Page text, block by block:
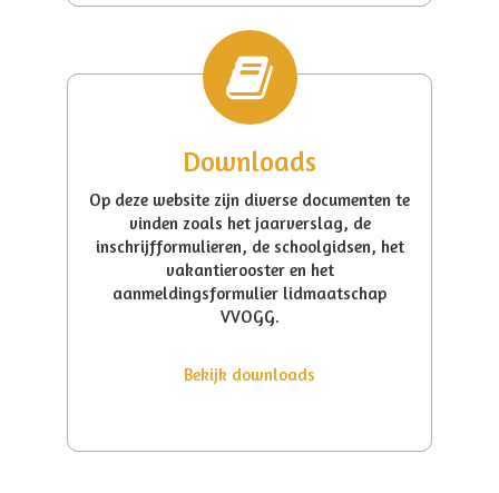
Downloads
Op deze website zijn diverse documenten te
vinden zoals het jaarverslag, de
inschrijfformulieren, de schoolgidsen, het
vakantierooster en het
aanmeldingsformulier lidmaatschap
VVOGG.
Bekijk downloads